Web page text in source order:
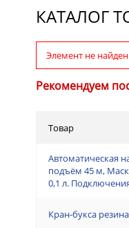
КАТАЛОГ
Элемент не найден
Рекомендуем
Товар
Автоматическая
подъём 45 м,
0,1 л.
Кран-букса